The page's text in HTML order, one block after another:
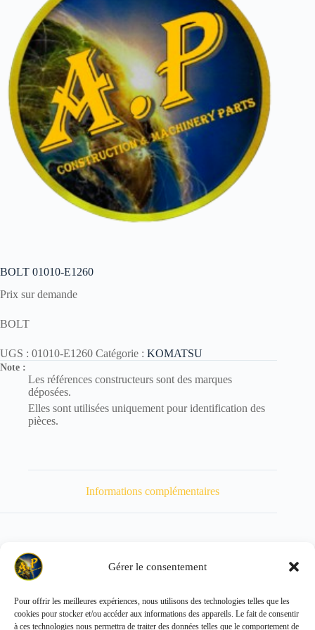
Gérer le consentement
Pour offrir les meilleures expériences, nous utilisons des technologies telles que les
cookies pour stocker et/ou accéder aux informations des appareils. Le fait de consentir
à ces technologies nous permettra de traiter des données telles que le comportement de
BOLT 01010-E1260
Prix sur demande
BOLT
UGS : 01010-E1260 Catégorie : KOMATSU
Note :
Les références constructeurs sont des marques
déposées.
Elles sont utilisées uniquement pour identification des
pièces.
Informations complémentaires
Poids 60 kg
Copyright © 2026 - ALL PARTS FRANCE SAS